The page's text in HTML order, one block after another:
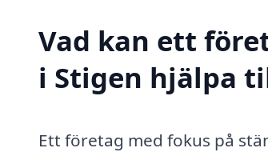
Vad kan ett
i Stigen hjälpa
Ett företag med fokus på